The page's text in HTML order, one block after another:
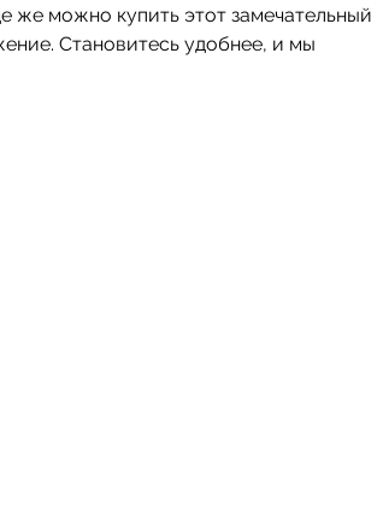
же можно купить этот замечательный
Становитесь удобнее, и мы